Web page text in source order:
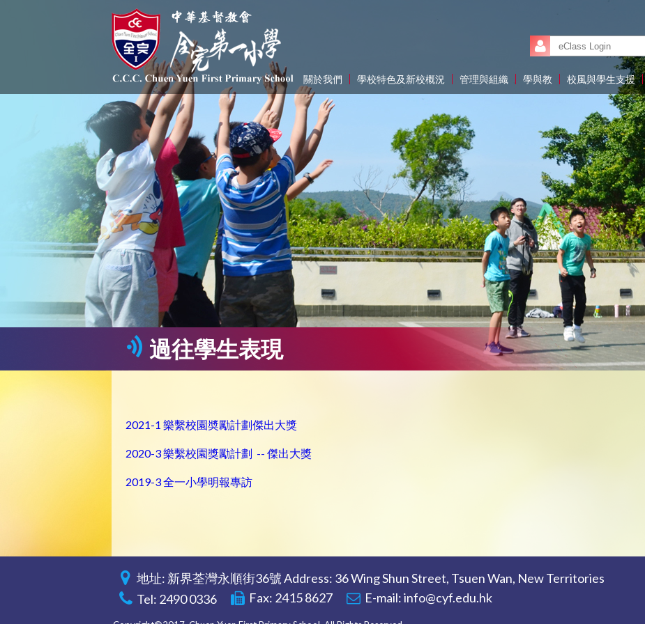
關於我們 學校特色及新校概況 管理與組織 學與教 校風與學生支援
過往學生表現
2021-1 樂繫校園奬勵計劃傑出大獎
2020-3 樂繫校園獎勵計劃 -- 傑出大獎
2019-3 全一小學明報專訪
地址: 新界荃灣永順街36號 Address: 36 Wing Shun Street, Tsuen Wan, New Territories
Tel: 2490 0336
Fax: 2415 8627 E-mail:info@cyf.edu.hk